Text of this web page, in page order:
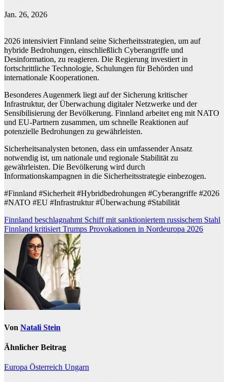
Jan. 26, 2026
2026 intensiviert Finnland seine Sicherheitsstrategien, um auf
hybride Bedrohungen, einschließlich Cyberangriffe und
Desinformation, zu reagieren. Die Regierung investiert in
fortschrittliche Technologie, Schulungen für Behörden und
internationale Kooperationen.
Besonderes Augenmerk liegt auf der Sicherung kritischer
Infrastruktur, der Überwachung digitaler Netzwerke und der
Sensibilisierung der Bevölkerung. Finnland arbeitet eng mit NATO
und EU-Partnern zusammen, um schnelle Reaktionen auf
potenzielle Bedrohungen zu gewährleisten.
Sicherheitsanalysten betonen, dass ein umfassender Ansatz
notwendig ist, um nationale und regionale Stabilität zu
gewährleisten. Die Bevölkerung wird durch
Informationskampagnen in die Sicherheitsstrategie einbezogen.
#Finnland #Sicherheit #Hybridbedrohungen #Cyberangriffe #2026
#NATO #EU #Infrastruktur #Überwachung #Stabilität
Beitragsnavigation
Finnland beschlagnahmt Schiff mit sanktioniertem russischem Stahl
Finnland kritisiert Trumps Provokationen in Nordeuropa 2026
Von Natali Stein
Ähnlicher Beitrag
Europa Österreich Ungarn